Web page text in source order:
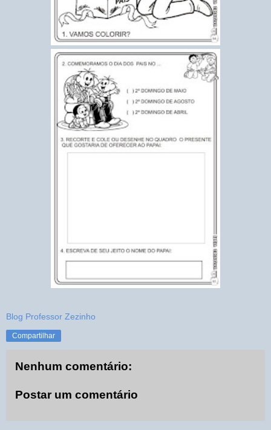
Blog Professor Zezinho
Compartilhar
Nenhum comentário:
Postar um comentário